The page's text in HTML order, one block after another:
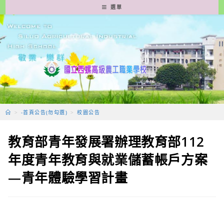
轉
至
要
容
選單
> -首頁公告(勿勾選) > 校園公告
教育部青年發展署辦理教育部112
年度青年教育與就業儲蓄帳戶方案
—青年體驗學習計畫